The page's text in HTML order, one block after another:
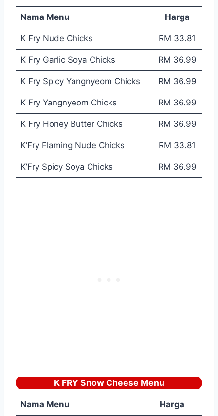
Nama Menu Harga
K Fry Nude Chicks RM 33.81
K Fry Garlic Soya Chicks RM 36.99
K Fry Spicy Yangnyeom Chicks RM 36.99
K Fry Yangnyeom Chicks RM 36.99
K Fry Honey Butter Chicks RM 36.99
K’Fry Flaming Nude Chicks RM 33.81
K’Fry Spicy Soya Chicks RM 36.99
K FRY Snow Cheese Menu
Nama Menu Harga